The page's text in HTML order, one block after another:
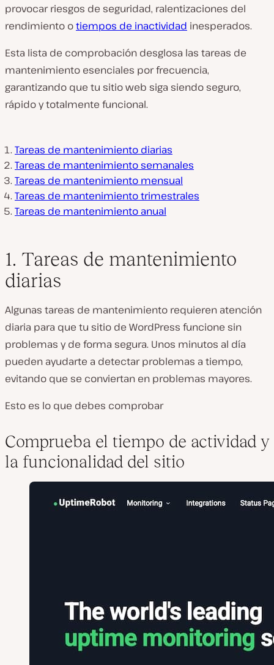
provocar riesgos de seguridad, ralentizaciones del
rendimiento otiempos de inactividad inesperados.
Esta lista de comprobación desglosa las tareas de
mantenimiento esenciales por frecuencia,
garantizando que tu sitio web siga siendo seguro,
rápido y totalmente funcional.
Tareas de mantenimiento diarias
Tareas de mantenimiento semanales
Tareas de mantenimiento mensual
Tareas de mantenimiento trimestrales
Tareas de mantenimiento anual
1. Tareas de mantenimiento
diarias
Algunas tareas de mantenimiento requieren atención
diaria para que tu sitio de WordPress funcione sin
problemas y de forma segura. Unos minutos al día
pueden ayudarte a detectar problemas a tiempo,
evitando que se conviertan en problemas mayores.
Esto es lo que debes comprobar
Comprueba el tiempo de actividad y
la funcionalidad del sitio